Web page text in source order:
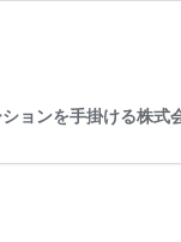
ョンを手掛ける株式